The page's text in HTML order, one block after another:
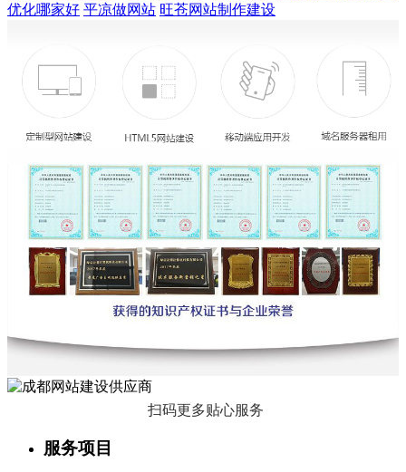
优化哪家好 平凉做网站 旺苍网站制作建设
扫码更多贴心服务
服务项目